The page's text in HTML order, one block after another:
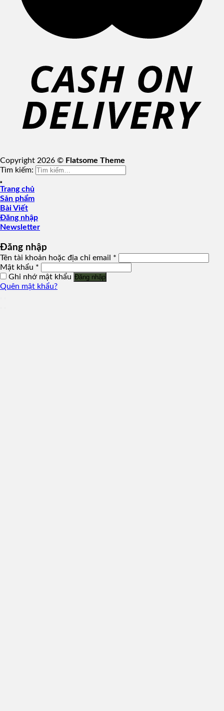
Copyright 2026 © Flatsome Theme
Tìm kiếm:
Trang chủ
Sản phẩm
Bài Viết
Đăng nhập
Newsletter
Đăng nhập
Tên tài khoản hoặc địa chỉ email *
Mật khẩu *
Ghi nhớ mật khẩu Đăng nhập
Quên mật khẩu?